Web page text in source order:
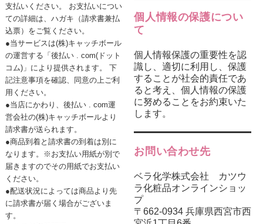
支払いください。 お支払いについ
ての詳細は、ハガキ（請求書兼払
込票）をご覧ください。
●当サービスは(株)キャッチボール
の運営する「後払い . com(ドット
コム)」により提供されます。 下
記注意事項を確認、同意の上ご利
用ください。
●当店にかわり、後払い . com運
営会社の(株)キャッチボールより
請求書が送られます。
●商品到着と請求書の到着は別に
なります。※お支払い用紙が別で
届きますのでその用紙でお支払い
ください。
●配送状況によっては商品より先
に請求書が届く場合がございま
す。
個人情報の保護につい
て
個人情報保護の重要性を認
識し、適切に利用し、保護
することが社会的責任であ
ると考え、個人情報の保護
に努めることをお約束いた
します。
お問い合わせ先
ベラ化学株式会社 カツウ
ラ化粧品オンラインショッ
プ
〒662-0934 兵庫県西宮市西